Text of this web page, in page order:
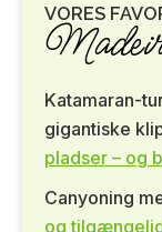
VORES
Katamaran-
gigantiske
pladser – og
Canyoning
og